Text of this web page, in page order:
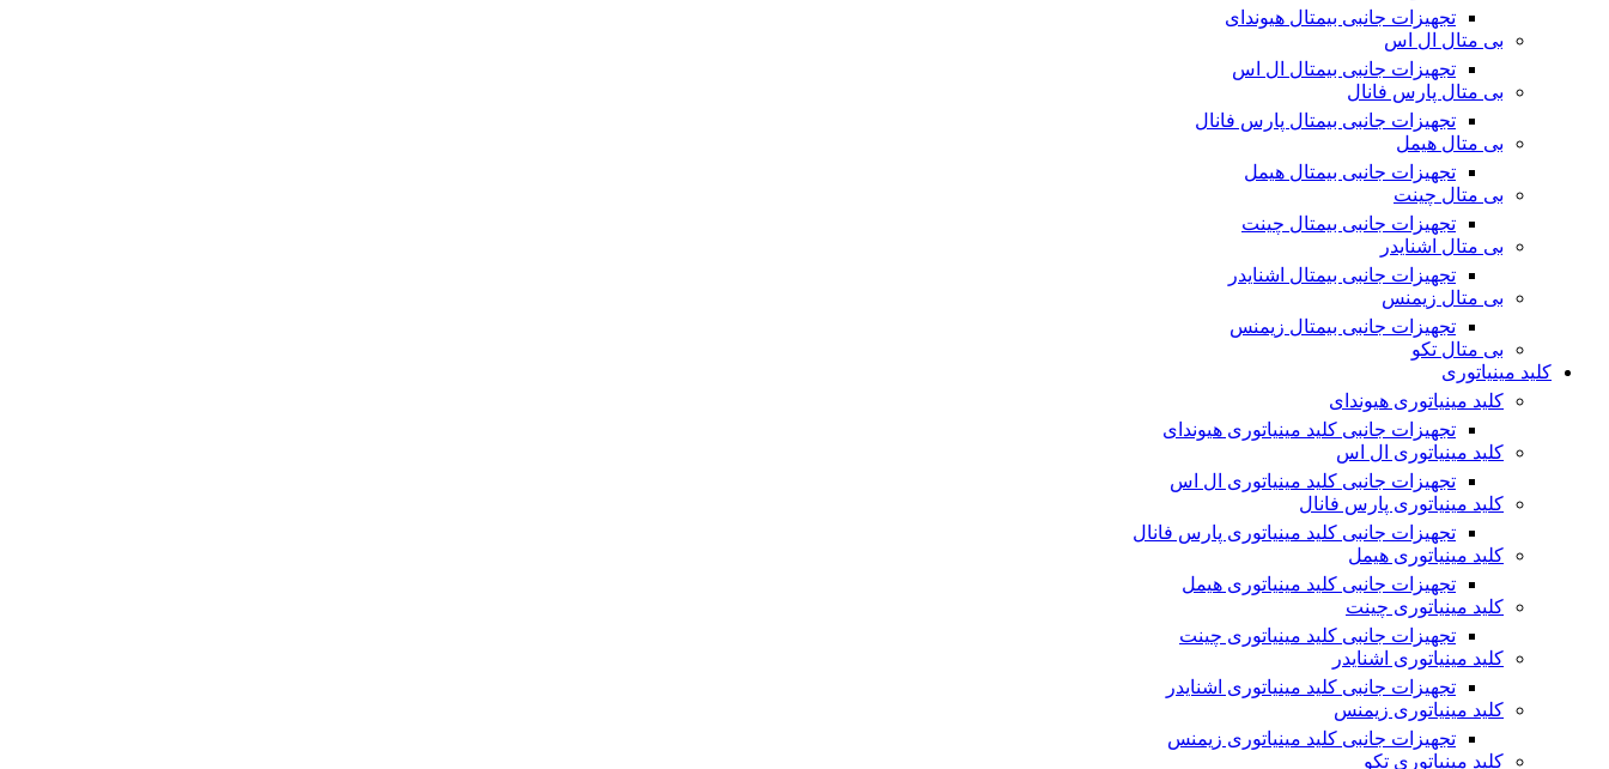
تجهیزات جانبی بیمتال هیوندای
بی متال ال اس
تجهیزات جانبی بیمتال ال اس
بی متال پارس فانال
تجهیزات جانبی بیمتال پارس فانال
بی متال هیمل
تجهیزات جانبی بیمتال هیمل
بی متال چینت
تجهیزات جانبی بیمتال چینت
بی متال اشنایدر
تجهیزات جانبی بیمتال اشنایدر
بی متال زیمنس
تجهیزات جانبی بیمتال زیمنس
بی متال تکو
کلید مینیاتوری
کلید مینیاتوری هیوندای
تجهیزات جانبی کلید مینیاتوری هیوندای
کلید مینیاتوری ال اس
تجهیزات جانبی کلید مینیاتوری ال اس
کلید مینیاتوری پارس فانال
تجهیزات جانبی کلید مینیاتوری پارس فانال
کلید مینیاتوری هیمل
تجهیزات جانبی کلید مینیاتوری هیمل
کلید مینیاتوری چینت
تجهیزات جانبی کلید مینیاتوری چینت
کلید مینیاتوری اشنایدر
تجهیزات جانبی کلید مینیاتوری اشنایدر
کلید مینیاتوری زیمنس
تجهیزات جانبی کلید مینیاتوری زیمنس
کلید مینیاتوری تکو